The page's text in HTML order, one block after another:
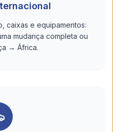
caixas e equipamentos:
mudança completa ou
→ África.